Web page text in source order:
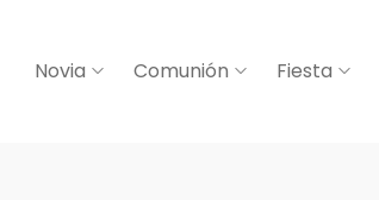
Novia Comunión Fiesta